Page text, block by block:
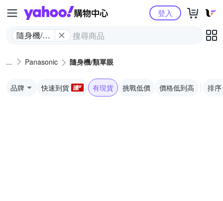
Yahoo購物中心
隨身機/類
登入
Panasonic 隨身機/類單眼
品牌 快速到貨 有現貨 挑戰低價 價格低到高 排序